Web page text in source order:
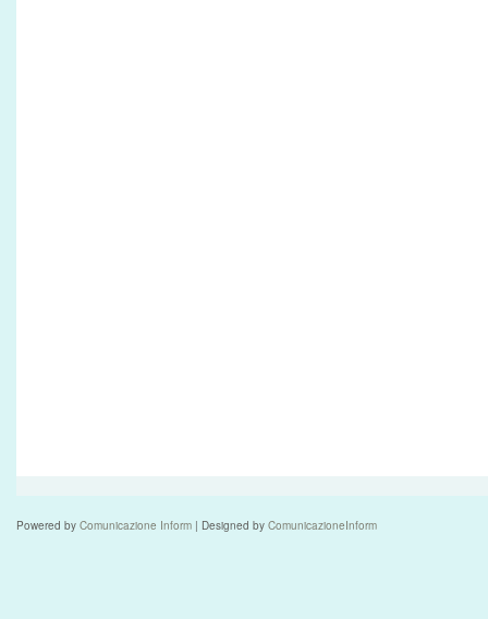
Powered by Comunicazione Inform | Designed by ComunicazioneInform